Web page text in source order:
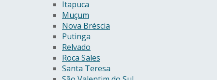
Itapuca
Muçum
Nova Bréscia
Putinga
Relvado
Roca Sales
Santa Teresa